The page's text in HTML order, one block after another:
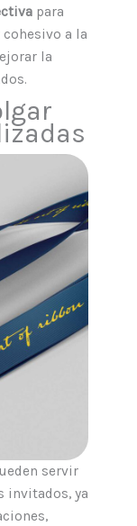
para
a la
la
servir
invitados, ya